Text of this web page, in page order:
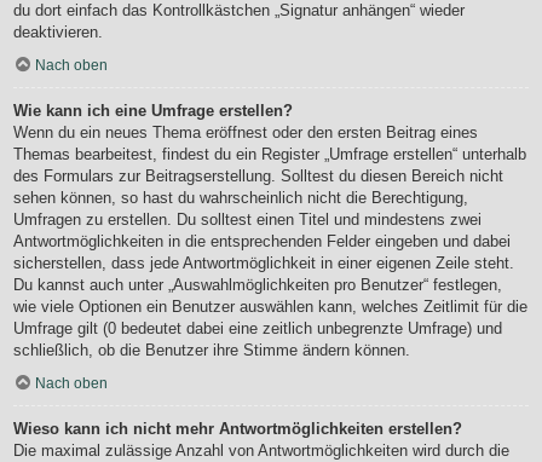
du dort einfach das Kontrollkästchen „Signatur anhängen“ wieder
deaktivieren.
Nach oben
Wie kann ich eine Umfrage erstellen?
Wenn du ein neues Thema eröffnest oder den ersten Beitrag eines
Themas bearbeitest, findest du ein Register „Umfrage erstellen“ unterhalb
des Formulars zur Beitragserstellung. Solltest du diesen Bereich nicht
sehen können, so hast du wahrscheinlich nicht die Berechtigung,
Umfragen zu erstellen. Du solltest einen Titel und mindestens zwei
Antwortmöglichkeiten in die entsprechenden Felder eingeben und dabei
sicherstellen, dass jede Antwortmöglichkeit in einer eigenen Zeile steht.
Du kannst auch unter „Auswahlmöglichkeiten pro Benutzer“ festlegen,
wie viele Optionen ein Benutzer auswählen kann, welches Zeitlimit für die
Umfrage gilt (0 bedeutet dabei eine zeitlich unbegrenzte Umfrage) und
schließlich, ob die Benutzer ihre Stimme ändern können.
Nach oben
Wieso kann ich nicht mehr Antwortmöglichkeiten erstellen?
Die maximal zulässige Anzahl von Antwortmöglichkeiten wird durch die